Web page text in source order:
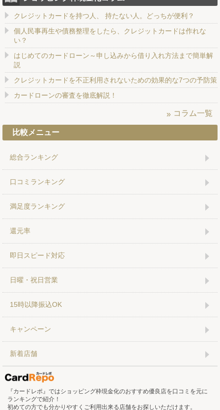
クレジットカードを持つ人、 持たない人。どっちが便利？
個人民事再生や債務整理をしたら、クレジットカードは作れな
い？
はじめてのカードローン～申し込みから借り入れ方法まで簡単解
説
クレジットカードを不正利用されないための効果的な7つの予防策
カードローンの審査を徹底解説！
コラム一覧
比較メニュー
総合ランキング
口コミランキング
満足度ランキング
還元率
即日スピード対応
日曜・祝日営業
15時以降振込OK
キャンペーン
新着店舗
『カードレポ』ではショッピング枠現金化のおすすめ優良店を口コミを元に
ランキングで紹介！
初めての方でも分かりやすくご利用出来る店舗をお探しいただけます。